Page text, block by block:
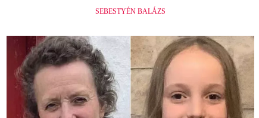
SEBESTYÉN BALÁZS